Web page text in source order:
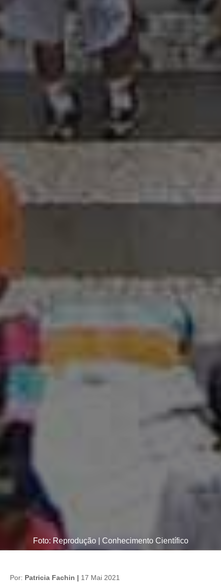
Foto: Reprodução | Conhecimento Científico
Por: Patricia Fachin | 17 Mai 2021